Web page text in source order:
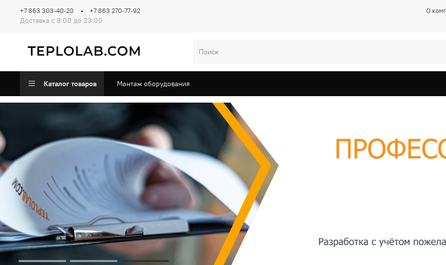
О
Доставка с 8:00 до 23:00
+7 863 303-40-20 +7 863 270-77-92
Каталог товаров Монтаж оборудования